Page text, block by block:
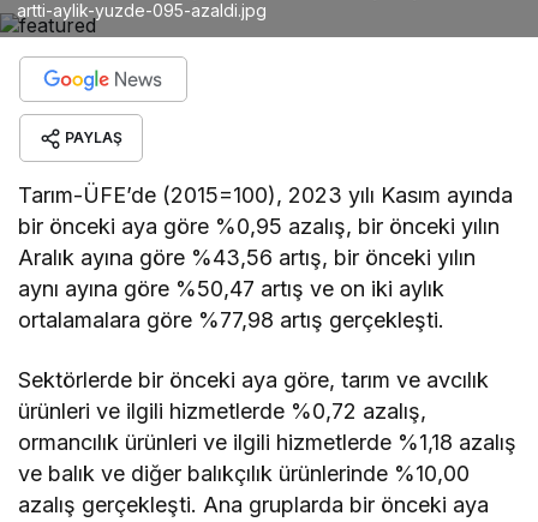
artti-aylik-yuzde-095-azaldi.jpg
PAYLAŞ
Tarım-ÜFE’de (2015=100), 2023 yılı Kasım ayında
bir önceki aya göre %0,95 azalış, bir önceki yılın
Aralık ayına göre %43,56 artış, bir önceki yılın
aynı ayına göre %50,47 artış ve on iki aylık
ortalamalara göre %77,98 artış gerçekleşti.
Sektörlerde bir önceki aya göre, tarım ve avcılık
ürünleri ve ilgili hizmetlerde %0,72 azalış,
ormancılık ürünleri ve ilgili hizmetlerde %1,18 azalış
ve balık ve diğer balıkçılık ürünlerinde %10,00
azalış gerçekleşti. Ana gruplarda bir önceki aya